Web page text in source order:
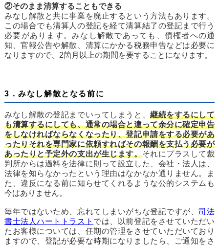
②そのまま清算することもできる
みなし解散と共に事業を廃止するという方法もあります。
この場合でも清算人の登記を経て清算結了の登記まで行う
必要があります。みなし解散であっても、債権者への通
知、官報公告や解散、清算にかかる税務申告などは必要に
なりますので、2箇月以上の期間を要することになります。
3．みなし解散となる前に
みなし解散の登記までいってしまうと、継続をするにして
も清算するにしても、通常の場合と違って余分に確定申告
をしなければならなくなったり、登記申請をする必要があ
ったりそれを専門家に依頼すればその報酬を支払う必要が
あったりと予定外の支出が生じます。それにプラスして裁
判所からは過料を法律に則って設立した、会社・法人は、
法律を知らなかったという理由はなかなか通りません。ま
た、違反になる前に知らせてくれるような公的システムも
今はありません。
毎年ではないため、忘れてしまいがちな登記ですが、司法
書士法人ハートトラスト では、以前登記をさせていただい
たお客様については、任期の管理をさせていただいており
ますので、登記が必要な時期になりましたら、ご通知をさ